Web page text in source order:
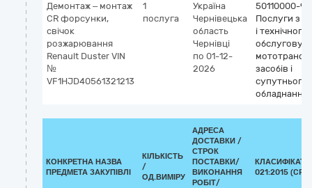
Демонтаж – монтаж
CR форсунки,
свічок
розжарювання
Renault Duster VIN
№
VF1HJD40561321213
1
послуга
Україна
Чернівецька
область
Чернівці
по 01-12-
2026
50110000-9
Послуги з
і технічного
засобів і
супутнього
обладнання
КОНКРЕТНА НАЗВА
ПРЕДМЕТА ЗАКУПІВЛІ
КІЛЬКІСТЬ
/
ОД.ВИМІРУ
АДРЕСА
ДОСТАВКИ /
СТРОК
ПОСТАВКИ/
ВИКОНАННЯ
РОБІТ/
021:2015 (CPV)